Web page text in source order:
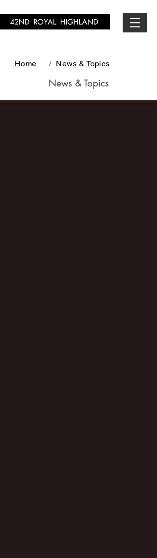
Home / News & Topics
News & Topics